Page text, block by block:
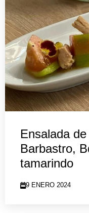
Ensalada
Barbastro,
tamarindo
9 ENERO 2024